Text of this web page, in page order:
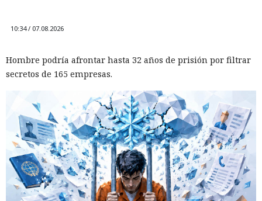
10:34 / 07.08.2026
Hombre podría afrontar hasta 32 años de prisión por filtrar
secretos de 165 empresas.